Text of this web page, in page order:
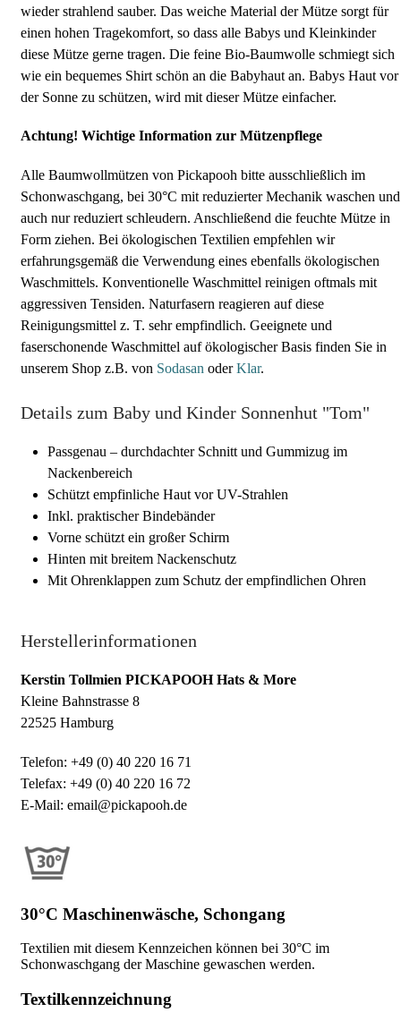
wieder strahlend sauber. Das weiche Material der Mütze sorgt für
einen hohen Tragekomfort, so dass alle Babys und Kleinkinder
diese Mütze gerne tragen. Die feine Bio-Baumwolle schmiegt sich
wie ein bequemes Shirt schön an die Babyhaut an. Babys Haut vor
der Sonne zu schützen, wird mit dieser Mütze einfacher.
Achtung! Wichtige Information zur Mützenpflege
Alle Baumwollmützen von Pickapooh bitte ausschließlich im
Schonwaschgang, bei 30°C mit reduzierter Mechanik waschen und
auch nur reduziert schleudern. Anschließend die feuchte Mütze in
Form ziehen. Bei ökologischen Textilien empfehlen wir
erfahrungsgemäß die Verwendung eines ebenfalls ökologischen
Waschmittels. Konventionelle Waschmittel reinigen oftmals mit
aggressiven Tensiden. Naturfasern reagieren auf diese
Reinigungsmittel z. T. sehr empfindlich. Geeignete und
faserschonende Waschmittel auf ökologischer Basis finden Sie in
unserem Shop z.B. von Sodasan oderKlar.
Details zum Baby und Kinder Sonnenhut "Tom"
Passgenau – durchdachter Schnitt und Gummizug im
Nackenbereich
Schützt empfinliche Haut vor UV-Strahlen
Inkl. praktischer Bindebänder
Vorne schützt ein großer Schirm
Hinten mit breitem Nackenschutz
Mit Ohrenklappen zum Schutz der empfindlichen Ohren
Herstellerinformationen
Kerstin Tollmien PICKAPOOH Hats & More
Kleine Bahnstrasse 8
22525 Hamburg
Telefon: +49 (0) 40 220 16 71
Telefax: +49 (0) 40 220 16 72
E-Mail: email@pickapooh.de
30°C Maschinenwäsche, Schongang
Textilien mit diesem Kennzeichen können bei 30°C im
Schonwaschgang der Maschine gewaschen werden.
Textilkennzeichnung